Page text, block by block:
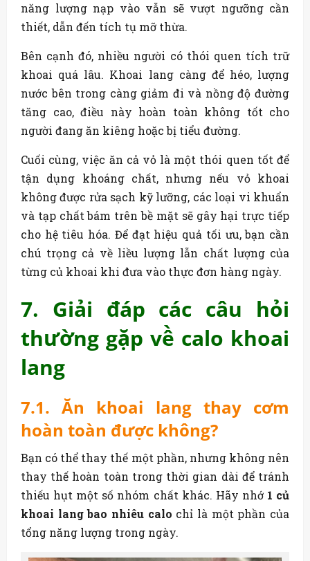
năng lượng nạp vào vẫn sẽ vượt ngưỡng cần
thiết, dẫn đến tích tụ mỡ thừa.
Bên cạnh đó, nhiều người có thói quen tích trữ
khoai quá lâu. Khoai lang càng để héo, lượng
nước bên trong càng giảm đi và nồng độ đường
tăng cao, điều này hoàn toàn không tốt cho
người đang ăn kiêng hoặc bị tiểu đường.
Cuối cùng, việc ăn cả vỏ là một thói quen tốt để
tận dụng khoáng chất, nhưng nếu vỏ khoai
không được rửa sạch kỹ lưỡng, các loại vi khuẩn
và tạp chất bám trên bề mặt sẽ gây hại trực tiếp
cho hệ tiêu hóa. Để đạt hiệu quả tối ưu, bạn cần
chú trọng cả về liều lượng lẫn chất lượng của
từng củ khoai khi đưa vào thực đơn hàng ngày.
7. Giải đáp các câu hỏi
thường gặp về calo khoai
lang
7.1. Ăn khoai lang thay cơm
hoàn toàn được không?
Bạn có thể thay thế một phần, nhưng không nên
thay thế hoàn toàn trong thời gian dài để tránh
thiếu hụt một số nhóm chất khác. Hãy nhớ 1 củ
khoai lang bao nhiêu calo chỉ là một phần của
tổng năng lượng trong ngày.